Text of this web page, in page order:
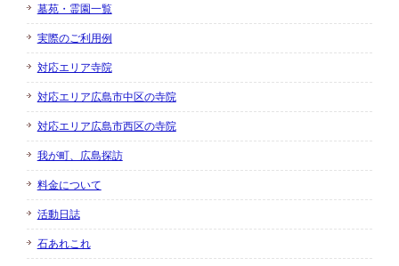
墓苑・霊園一覧
実際のご利用例
対応エリア寺院
対応エリア広島市中区の寺院
対応エリア広島市西区の寺院
我が町、広島探訪
料金について
活動日誌
石あれこれ